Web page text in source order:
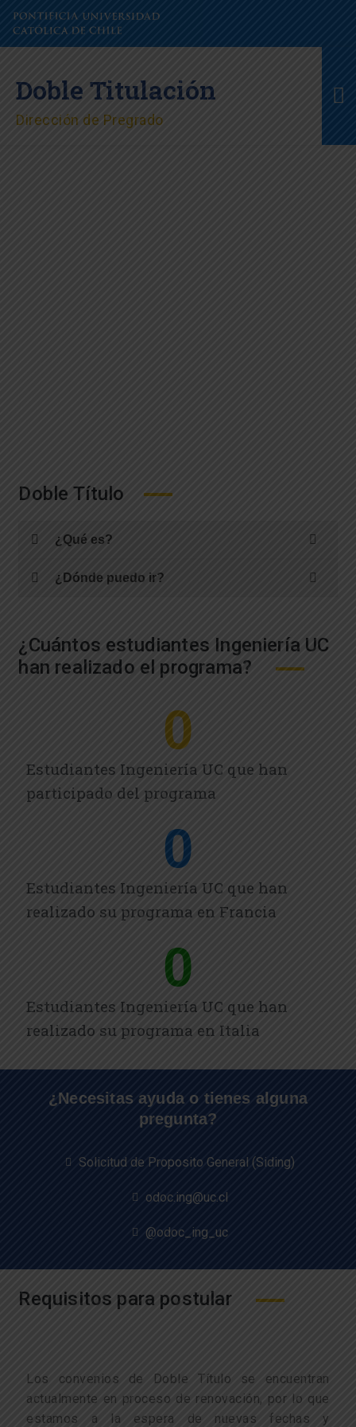
contenido
Doble Titulación
Dirección de Pregrado
Doble Título
¿Qué es?
¿Dónde puedo ir?
¿Cuántos estudiantes Ingeniería UC
han realizado el programa?
Estudiantes Ingeniería UC que han
participado del programa
0
Estudiantes Ingeniería UC que han
realizado su programa en Francia
0
Estudiantes Ingeniería UC que han
realizado su programa en Italia
0
¿Necesitas ayuda o tienes alguna
pregunta?
Solicitud de Proposito General (Siding)
odoc.ing@uc.cl
@odoc_ing_uc
Requisitos para postular
Los convenios de Doble Título se encuentran
actualmente en proceso de renovación, por lo que
estamos a la espera de nuevas fechas y